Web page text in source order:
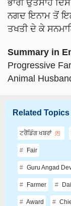
ਭਾਰੀ ਉਤਸਾਹ
ਨਗਦ ਇਨਾਮ ਤੋਂ
ਤਖਤੀ ਦੇ ਕੇ
Summary in
Progressive
Animal
Related Topics
ਟਰੈਂਡਿੰਗ ਖਬਰਾਂ
Fair
Guru Angad
Farmer
Award